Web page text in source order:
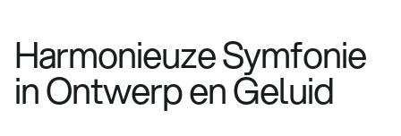
Harmonieuze Symfonie
in Ontwerp en Geluid